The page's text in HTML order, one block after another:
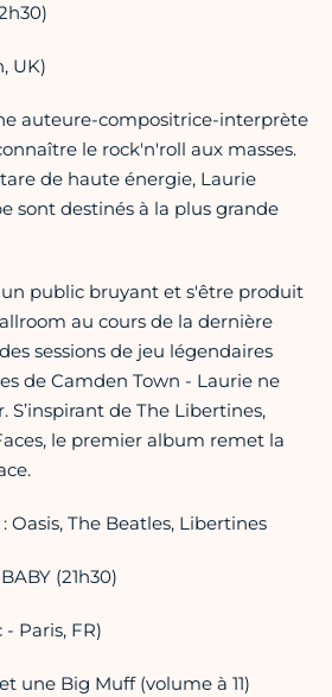
UK)
auteure-compositrice-interprète
le rock'n'roll aux masses.
de haute énergie, Laurie
sont destinés à la plus grande
public bruyant et s'être produit
au cours de la dernière
sessions de jeu légendaires
de Camden Town - Laurie ne
de The Libertines,
le premier album remet la
Oasis, The Beatles, Libertines
(21h30)
Paris, FR)
une Big Muff (volume à 11)